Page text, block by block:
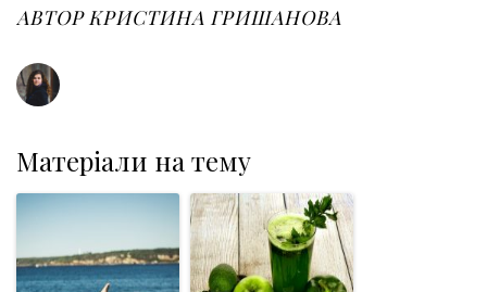
o
k
r
+
I
n
e
s
АВТОР КРИСТИНА ГРИШАНОВА
Матеріали на тему